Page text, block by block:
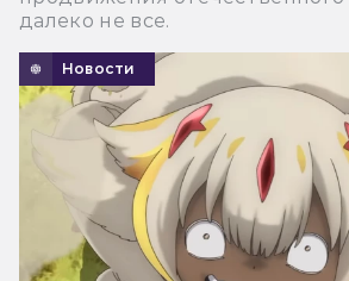
далеко не все.
Новости